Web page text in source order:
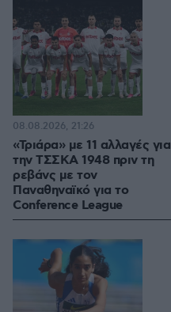
«Τριάρα» με 11 αλλαγές για
την ΤΣΣΚΑ 1948 πριν τη
ρεβάνς με τον
Παναθηναϊκό για το
Conference League
08.08.2026, 21:26